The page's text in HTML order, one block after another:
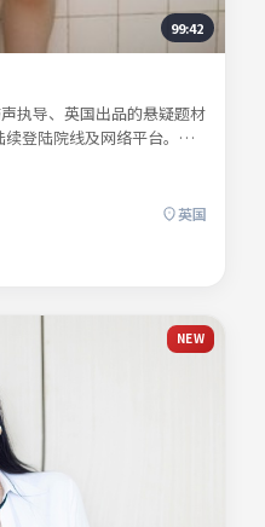
99:42
执导、英国出品的悬疑题材
登陆院线及网络平台。主
深等共同诠释一段充满转折
可信，地域气质成为叙事推
院线同步与流媒体首播信
作。
英国
NEW